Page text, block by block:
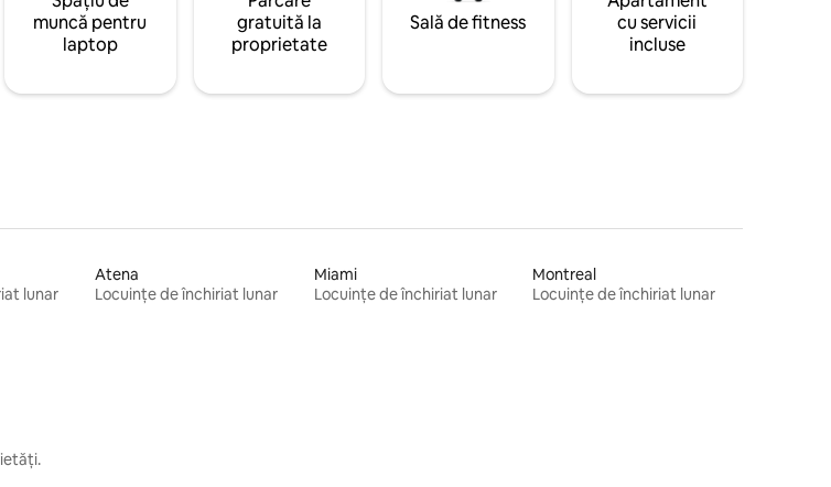
muncă pentru
laptop
gratuită la
proprietate
Sală de fitness
cu servicii
incluse
lunar
Atena
Locuințe de închiriat lunar
Miami
Locuințe de închiriat lunar
Montreal
Locuințe de închiriat lunar